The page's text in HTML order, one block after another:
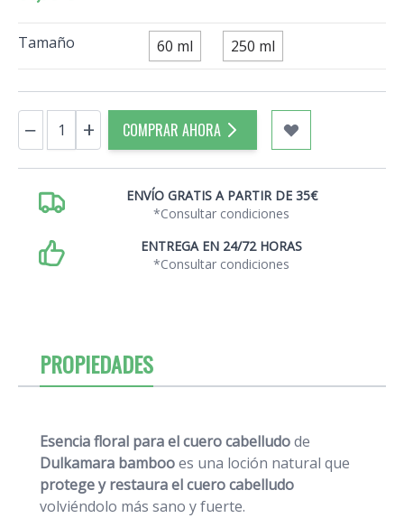
Tamaño 60 ml 250 ml
Cantidad
− + COMPRAR AHORA
ENVÍO GRATIS A PARTIR DE 35€
*Consultar condiciones
ENTREGA EN 24/72 HORAS
*Consultar condiciones
PROPIEDADES
Esencia floral para el cuero cabelludode
Dulkamara bambooes una loción natural que
protege y restaura el cuero cabelludo
volviéndolo más sano y fuerte.